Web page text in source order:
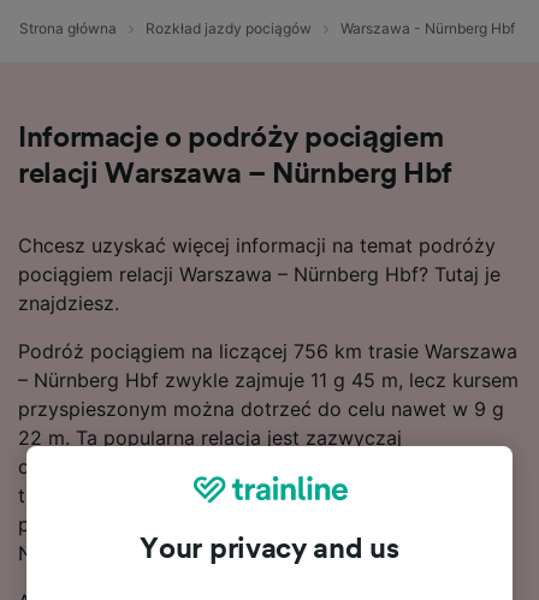
Strona główna Rozkład jazdy pociągów Warszawa - Nürnberg Hbf
Informacje o podróży pociągiem
relacji Warszawa – Nürnberg Hbf
Chcesz uzyskać więcej informacji na temat podróży
pociągiem relacji Warszawa – Nürnberg Hbf? Tutaj je
znajdziesz.
Podróż pociągiem na liczącej 756 km trasie Warszawa
– Nürnberg Hbf zwykle zajmuje 11 g 45 m, lecz kursem
przyspieszonym można dotrzeć do celu nawet w 9 g
22 m. Ta popularna relacja jest zazwyczaj
obsługiwana przez 20 pociągów dziennie. Ponieważ
trasa Warszawa – Nürnberg Hbf nie jest obsługiwana
przez bezpośrednie pociągi, Twoja podróż do stacji
Nürnberg Hbf obejmuje 1 przediaska.
Your privacy and us